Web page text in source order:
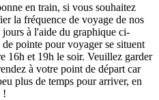
en train, si vous souhaitez
la fréquence de voyage de nos
à l'aide du graphique ci-
pointe pour voyager se situent
16h et 19h le soir. Veuillez garder
à votre point de départ car
plus de temps pour arriver, en
!